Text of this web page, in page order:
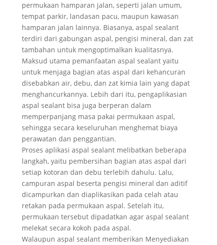
permukaan hamparan jalan, seperti jalan umum,
tempat parkir, landasan pacu, maupun kawasan
hamparan jalan lainnya. Biasanya, aspal sealant
terdiri dari gabungan aspal, pengisi mineral, dan zat
tambahan untuk mengoptimalkan kualitasnya.
Maksud utama pemanfaatan aspal sealant yaitu
untuk menjaga bagian atas aspal dari kehancuran
disebabkan air, debu, dan zat kimia lain yang dapat
menghancurkannya. Lebih dari itu, pengaplikasian
aspal sealant bisa juga berperan dalam
memperpanjang masa pakai permukaan aspal,
sehingga secara keseluruhan menghemat biaya
perawatan dan penggantian.
Proses aplikasi aspal sealant melibatkan beberapa
langkah, yaitu pembersihan bagian atas aspal dari
setiap kotoran dan debu terlebih dahulu. Lalu,
campuran aspal beserta pengisi mineral dan aditif
dicampurkan dan diaplikasikan pada celah atau
retakan pada permukaan aspal. Setelah itu,
permukaan tersebut dipadatkan agar aspal sealant
melekat secara kokoh pada aspal.
Walaupun aspal sealant memberikan Menyediakan